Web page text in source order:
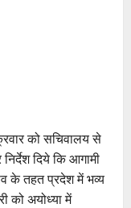
को सचिवालय से
दिये कि आगामी
के तहत प्रदेश में भव्य
को अयोध्या में